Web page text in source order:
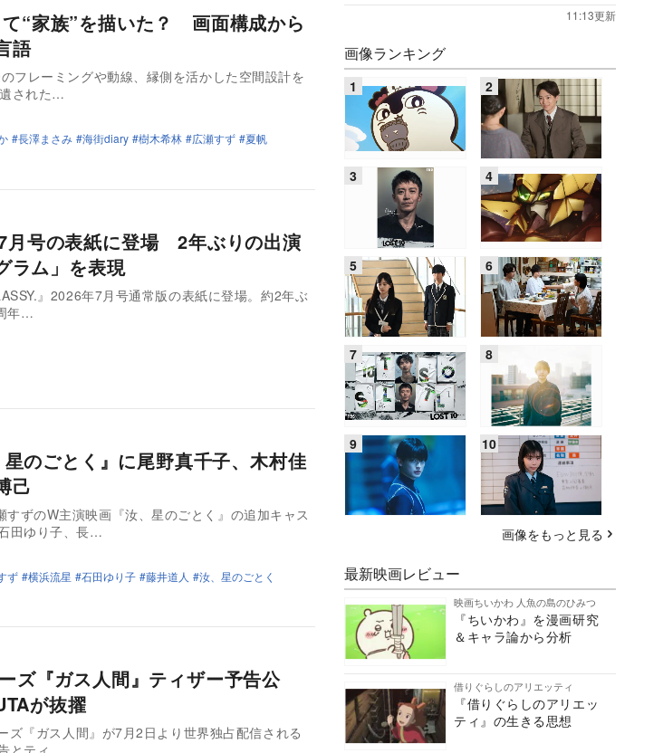
“家族”を描いた？ 画面構成から
語
フレーミングや動線、縁側を活かした空間設計を
された…
長澤まさみ 海街diary 樹木希林 広瀬すず
夏帆
月号の表紙に登場 2年ぶりの出演
ラム」を表現
』2026年7月号通常版の表紙に登場。約2年ぶ
年…
のごとく』に尾野真千子、木村佳
己
ずのW主演映画『汝、星のごとく』の追加キャス
田ゆり子、長…
ず 横浜流星 石田ゆり子 藤井道人 汝、星のごとく
ズ『ガス人間』ティザー予告公
が抜擢
『ガス人間』が7月2日より世界独占配信される
11:13更新
画像ランキング
画像をもっと見る
最新映画レビュー
映画ちいかわ 人魚の島のひみつ
『ちいかわ』を漫画研究
＆キャラ論から分析
借りぐらしのアリエッティ
『借りぐらしのアリエッ
ティ』の生きる思想